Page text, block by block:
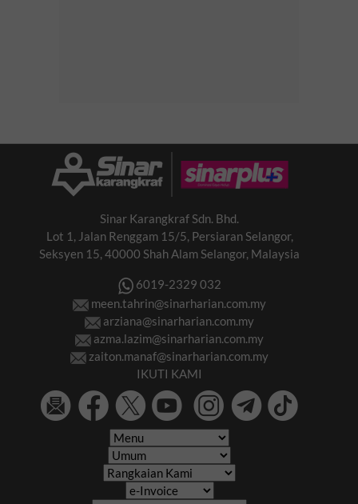
Sinar Karangkraf Sdn. Bhd.
Lot 1, Jalan Renggam 15/5, Persiaran Selangor,
Seksyen 15, 40000 Shah Alam Selangor, Malaysia
6019-2329 032
meen.tahrin@sinarharian.com.my
arziana@sinarharian.com.my
azma.lazim@sinarharian.com.my
zaiton.manaf@sinarharian.com.my
IKUTI KAMI